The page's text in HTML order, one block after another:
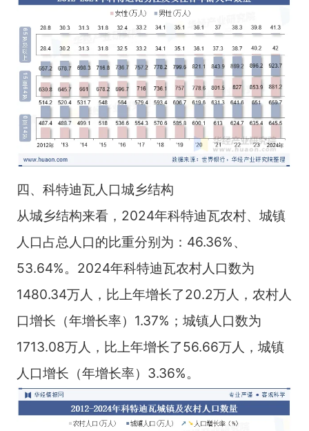
四、科特迪瓦人口城乡结构
从城乡结构来看，2024年科特迪瓦农村、城镇
人口占总人口的比重分别为：46.36%、
53.64%。2024年科特迪瓦农村人口数为
1480.34万人，比上年增长了20.2万人，农村人
口增长（年增长率）1.37%；城镇人口数为
1713.08万人，比上年增长了56.66万人，城镇
人口增长（年增长率）3.36%。